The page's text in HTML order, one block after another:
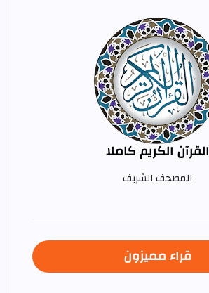
القرآن الكريم كاملا
المصحف الشريف
قراء مميزون